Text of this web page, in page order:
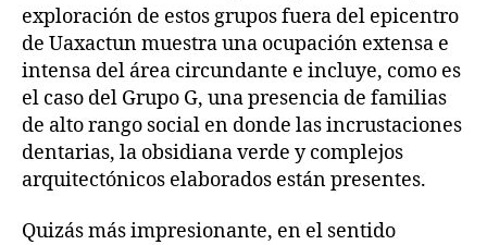
exploración de estos grupos fuera del epicentro
de Uaxactun muestra una ocupación extensa e
intensa del área circundante e incluye, como es
el caso del Grupo G, una presencia de familias
de alto rango social en donde las incrustaciones
dentarias, la obsidiana verde y complejos
arquitectónicos elaborados están presentes.
Quizás más impresionante, en el sentido